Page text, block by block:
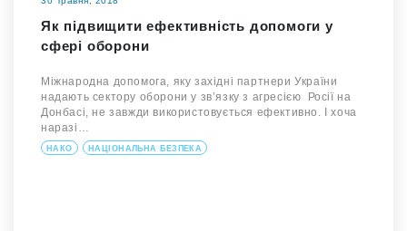
Як підвищити ефективність допомоги у
сфері оборони
Міжнародна допомога, яку західні партнери України
надають сектору оборони у зв’язку з агресією Росії на
Донбасі, не завжди використовується ефективно. І хоча
наразі…
НАКО НАЦІОНАЛЬНА БЕЗПЕКА